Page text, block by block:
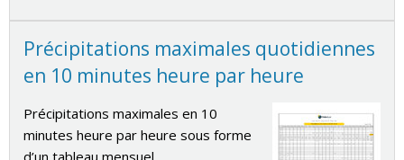
Précipitations maximales quotidiennes
en 10 minutes heure par heure
Précipitations maximales en 10
minutes heure par heure sous forme
d’un tableau mensuel